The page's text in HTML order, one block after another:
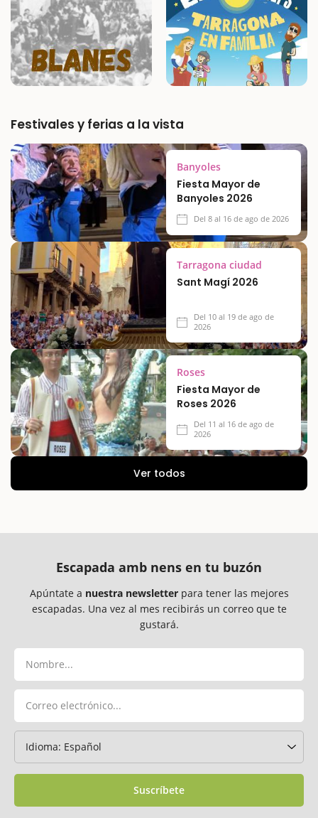
Festivales y ferias a la vista
Banyoles
Fiesta Mayor de
Banyoles 2026
Del 8 al 16 de ago de 2026
Tarragona ciudad
Sant Magí 2026
Del 10 al 19 de ago de
2026
Roses
Fiesta Mayor de
Roses 2026
Del 11 al 16 de ago de
2026
Ver todos
Escapada amb nens en tu buzón
Apúntate a nuestra newsletterpara tener las mejores
escapadas. Una vez al mes recibirás un correo que te
gustará.
Suscríbete